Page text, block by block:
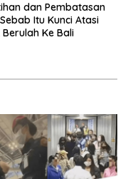
dan Pembatasan
Itu Kunci Atasi
Berulah Ke Bali